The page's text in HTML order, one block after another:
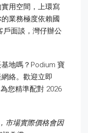
用空間，上環寫
業務極度依賴國
戶面談，灣仔辦公
地嗎？Podium 寶
絡。歡迎立即
您精準配對 2026
市場實際價格會因